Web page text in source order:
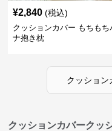
¥2,840 (税込)
クッションカバー もちもち
ナ抱き枕
クッション
クッションカバークッ